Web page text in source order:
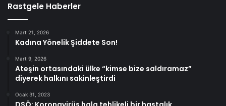
Rastgele Haberler
Mart 21, 2026
Kadına Yönelik Şiddete Son!
Mart 9, 2026
Ateşin ortasındaki ülke “kimse bize saldıramaz”
diyerek halkını sakinleştirdi
Ocak 31, 2023